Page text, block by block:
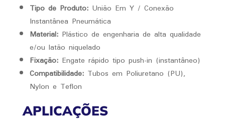
Tipo de Produto:União Em Y / Conexão
Instantânea Pneumática
Material:Plástico de engenharia de alta qualidade
e/ou latão niquelado
Fixação:Engate rápido tipo push-in (instantâneo)
Compatibilidade:Tubos em Poliuretano (PU),
Nylon e Teflon
APLICAÇÕES